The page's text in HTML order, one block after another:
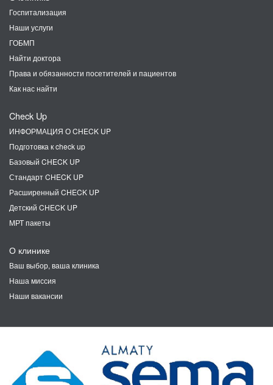
Госпитализация
Наши услуги
ГОБМП
Найти доктора
Права и обязанности посетителей и пациентов
Как нас найти
Check Up
ИНФОРМАЦИЯ О CHECK UP
Подготовка к check up
Базовый CHECK UP
Стандарт CHECK UP
Расширенный CHECK UP
Детский CHECK UP
МРТ пакеты
О клинике
Ваш выбор, ваша клиника
Наша миссия
Наши вакансии